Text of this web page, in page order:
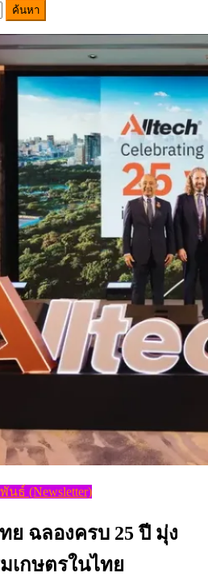
ธ์ (Newsletter)
ย ฉลองครบ 25 ปี มุ่ง
กษตรในไทย